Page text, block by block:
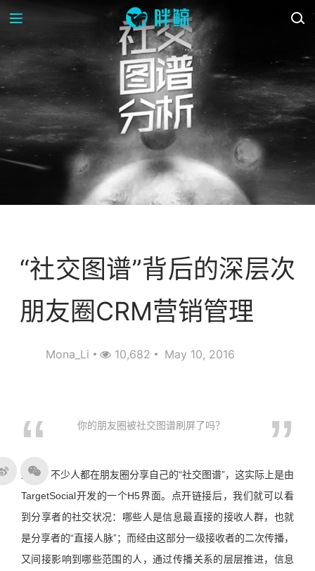
“社交图谱”背后的深层次
朋友圈CRM营销管理
Mona_Li 10,682 May 10, 2016
你的朋友圈被社交图谱刷屏了吗？
最近，不少人都在朋友圈分享自己的“社交图谱”，这实际上是由
TargetSocial开发的一个H5界面。点开链接后，我们就可以看
到分享者的社交状况：哪些人是信息最直接的接收人群，也就
是分享者的“直接人脉”；而经由这部分一级接收者的二次传播，
又间接影响到哪些范围的人，通过传播关系的层层推进，信息